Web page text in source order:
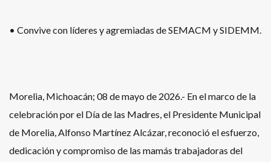
• Convive con líderes y agremiadas de SEMACM y SIDEMM.
Morelia, Michoacán; 08 de mayo de 2026.- En el marco de la
celebración por el Día de las Madres, el Presidente Municipal
de Morelia, Alfonso Martínez Alcázar, reconoció el esfuerzo,
dedicación y compromiso de las mamás trabajadoras del